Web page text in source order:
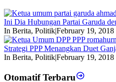
Ini Dia Hubungan Partai Garuda
In Berita, Politik|February 19, 2018
Strategi PPP Menangkan Duet
In Berita, Politik|February 19, 2018
Otomatif Terbaru